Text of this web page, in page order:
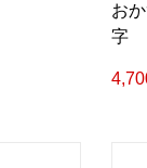
お
字